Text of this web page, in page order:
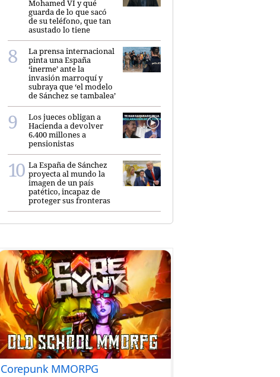
Mohamed VI y qué
guarda de lo que sacó
de su teléfono, que tan
asustado lo tiene
La prensa internacional
pinta una España
‘inerme’ ante la
invasión marroquí y
subraya que ‘el modelo
de Sánchez se tambalea’
Los jueces obligan a
Hacienda a devolver
6.400 millones a
pensionistas
La España de Sánchez
proyecta al mundo la
imagen de un país
patético, incapaz de
proteger sus fronteras
Corepunk MMORPG